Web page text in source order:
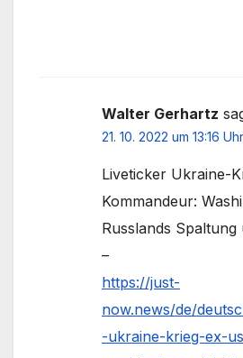
Walter Gerhartz
21. 10. 2022 um 13:16 Uhr
Liveticker Ukraine-
Kommandeur:
Russlands
–
https://just-
now.news/de/
-ukraine-krieg-ex-